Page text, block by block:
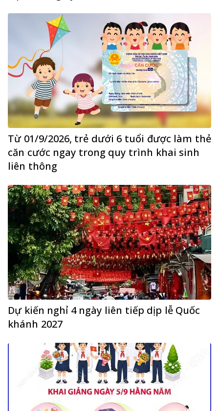
Từ 01/9/2026, trẻ dưới 6 tuổi được làm thẻ
căn cước ngay trong quy trình khai sinh
liên thông
Dự kiến nghỉ 4 ngày liên tiếp dịp lễ Quốc
khánh 2027